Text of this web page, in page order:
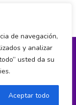
de navegación,
y analizar
usted da su
Aceptar todo